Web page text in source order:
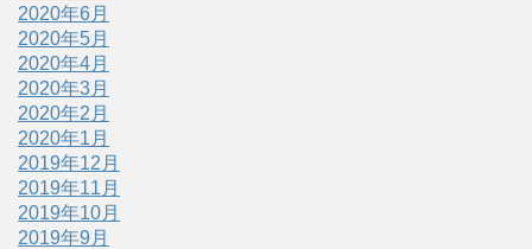
2020年6月
2020年5月
2020年4月
2020年3月
2020年2月
2020年1月
2019年12月
2019年11月
2019年10月
2019年9月